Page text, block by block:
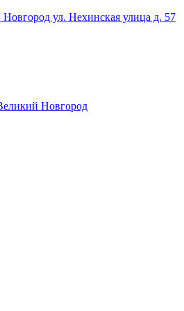
Новгород ул. Нехинская улица д. 57